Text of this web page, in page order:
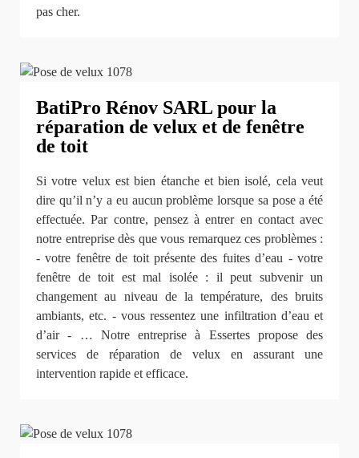
pas cher.
BatiPro Rénov SARL pour la
réparation de velux et de fenêtre
de toit
Si votre velux est bien étanche et bien isolé, cela veut
dire qu’il n’y a eu aucun problème lorsque sa pose a été
effectuée. Par contre, pensez à entrer en contact avec
notre entreprise dès que vous remarquez ces problèmes :
- votre fenêtre de toit présente des fuites d’eau - votre
fenêtre de toit est mal isolée : il peut subvenir un
changement au niveau de la température, des bruits
ambiants, etc. - vous ressentez une infiltration d’eau et
d’air - … Notre entreprise à Essertes propose des
services de réparation de velux en assurant une
intervention rapide et efficace.